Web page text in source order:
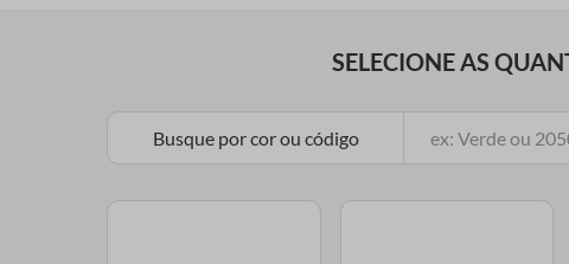
SELECIONE AS
Busque por cor ou código